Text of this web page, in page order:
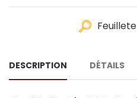
DESCRIPTION DÉTAILS